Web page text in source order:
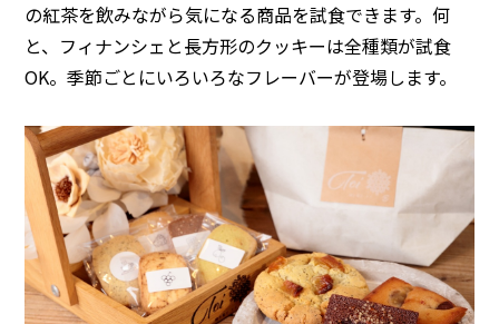
の紅茶を飲みながら気になる商品を試食できます。何
と、フィナンシェと長方形のクッキーは全種類が試食
OK。季節ごとにいろいろなフレーバーが登場します。